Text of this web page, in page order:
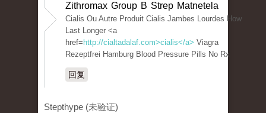
Zithromax Group B Strep Matnetela
Cialis Ou Autre Produit Cialis Jambes Lourdes How
Last Longer <a
href= http://cialtadalaf.com>cialis</a> Viagra
Rezeptfrei Hamburg Blood Pressure Pills No Rx
回复
Stepthype (未验证)